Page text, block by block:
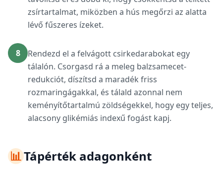
zsírtartalmat, miközben a hús megőrzi az alatta
lévő fűszeres ízeket.
8
Rendezd el a felvágott csirkedarabokat egy
tálalón. Csorgasd rá a meleg balzsamecet-
redukciót, díszítsd a maradék friss
rozmaringágakkal, és tálald azonnal nem
keményítőtartalmú zöldségekkel, hogy egy teljes,
alacsony glikémiás indexű fogást kapj.
📊Tápérték adagonként